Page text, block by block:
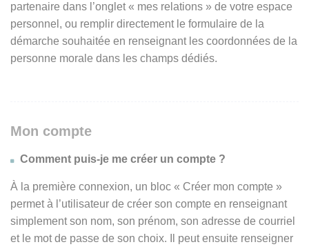
partenaire dans l’onglet « mes relations » de votre espace
personnel, ou remplir directement le formulaire de la
démarche souhaitée en renseignant les coordonnées de la
personne morale dans les champs dédiés.
Mon compte
Comment puis-je me créer un compte ?
À la première connexion, un bloc « Créer mon compte »
permet à l’utilisateur de créer son compte en renseignant
simplement son nom, son prénom, son adresse de courriel
et le mot de passe de son choix. Il peut ensuite renseigner